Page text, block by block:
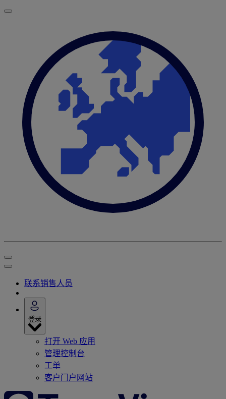
联系销售人员
登录
打开 Web 应用
管理控制台
工单
客户门户网站